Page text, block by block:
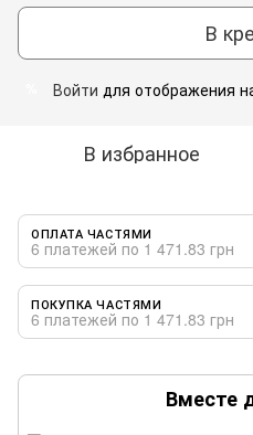
В
Войти для отображения
В избранное
ОПЛАТА ЧАСТЯМИ
6 платежей по 1 471.83 грн
ПОКУПКА ЧАСТЯМИ
6 платежей по 1 471.83 грн
Вместе